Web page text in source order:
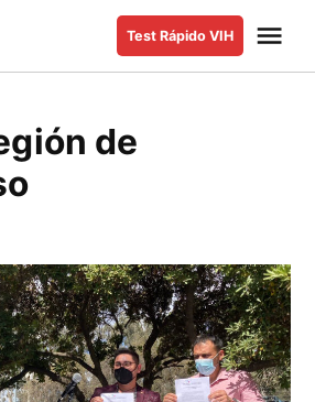
Movimiento
Diversidad
Sexual y de
Género
Test Rápido VIH
de